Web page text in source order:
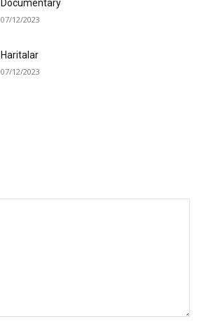
Documentary
07/12/2023
Haritalar
07/12/2023